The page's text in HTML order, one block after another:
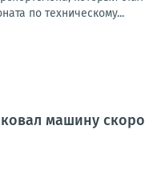
по техническому...
машину